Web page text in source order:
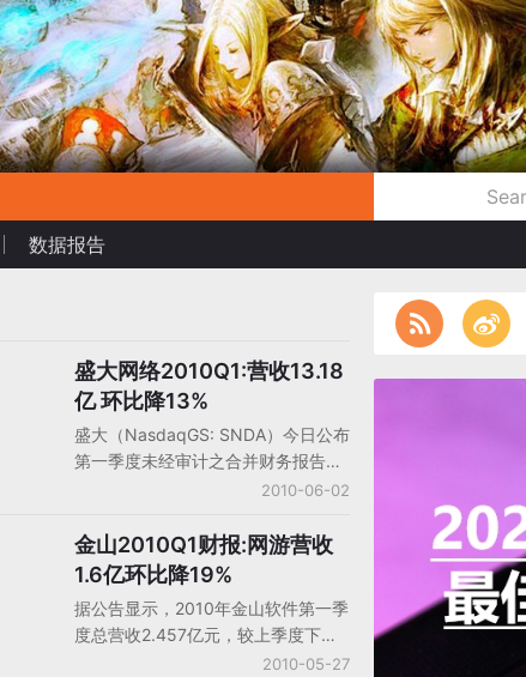
数据报告
盛大网络2010Q1:营收13.18
亿 环比降13%
盛大（NasdaqGS: SNDA）今日公布
第一季度未经审计之合并财务报告。
财报显示，盛大第一季度净营业收入
季度下降13%。
2010-06-02
金山2010Q1财报:网游营收
1.6亿环比降19%
据公告显示，2010年金山软件第一季
度总营收2.457亿元，较上季度下降
了18%，较去年同期增长了4%，净利
2010-05-27